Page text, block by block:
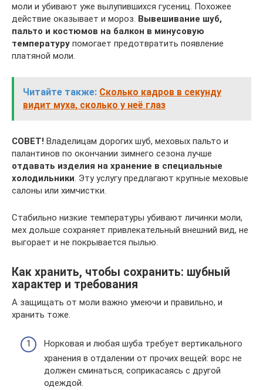
моли и убивают уже вылупившихся гусениц. Похожее
действие оказывает и мороз. Вывешивание шуб,
пальто и костюмов на балкон в минусовую
температуру помогает предотвратить появление
платяной моли.
Читайте также: Сколько кадров в секунду
видит муха, сколько у неё глаз
СОВЕТ! Владелицам дорогих шуб, меховых пальто и
палантинов по окончании зимнего сезона лучше
отдавать изделия на хранение в специальные
холодильники. Эту услугу предлагают крупные меховые
салоны или химчистки.
Стабильно низкие температуры убивают личинки моли,
мех дольше сохраняет привлекательный внешний вид, не
выгорает и не покрывается пылью.
Как хранить, чтобы сохранить: шубный
характер и требования
А защищать от моли важно умеючи и правильно, и
хранить тоже.
Норковая и любая шуба требует вертикального
хранения в отдалении от прочих вещей: ворс не
должен сминаться, соприкасаясь с другой
одеждой.